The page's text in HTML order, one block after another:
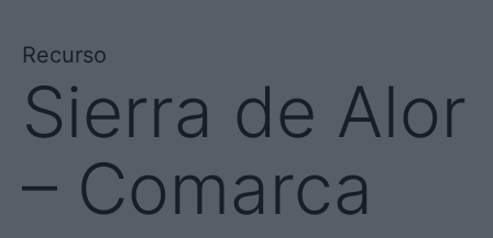
Recurso
Sierra de Alor
– Comarca